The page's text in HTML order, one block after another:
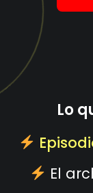
Lo
El